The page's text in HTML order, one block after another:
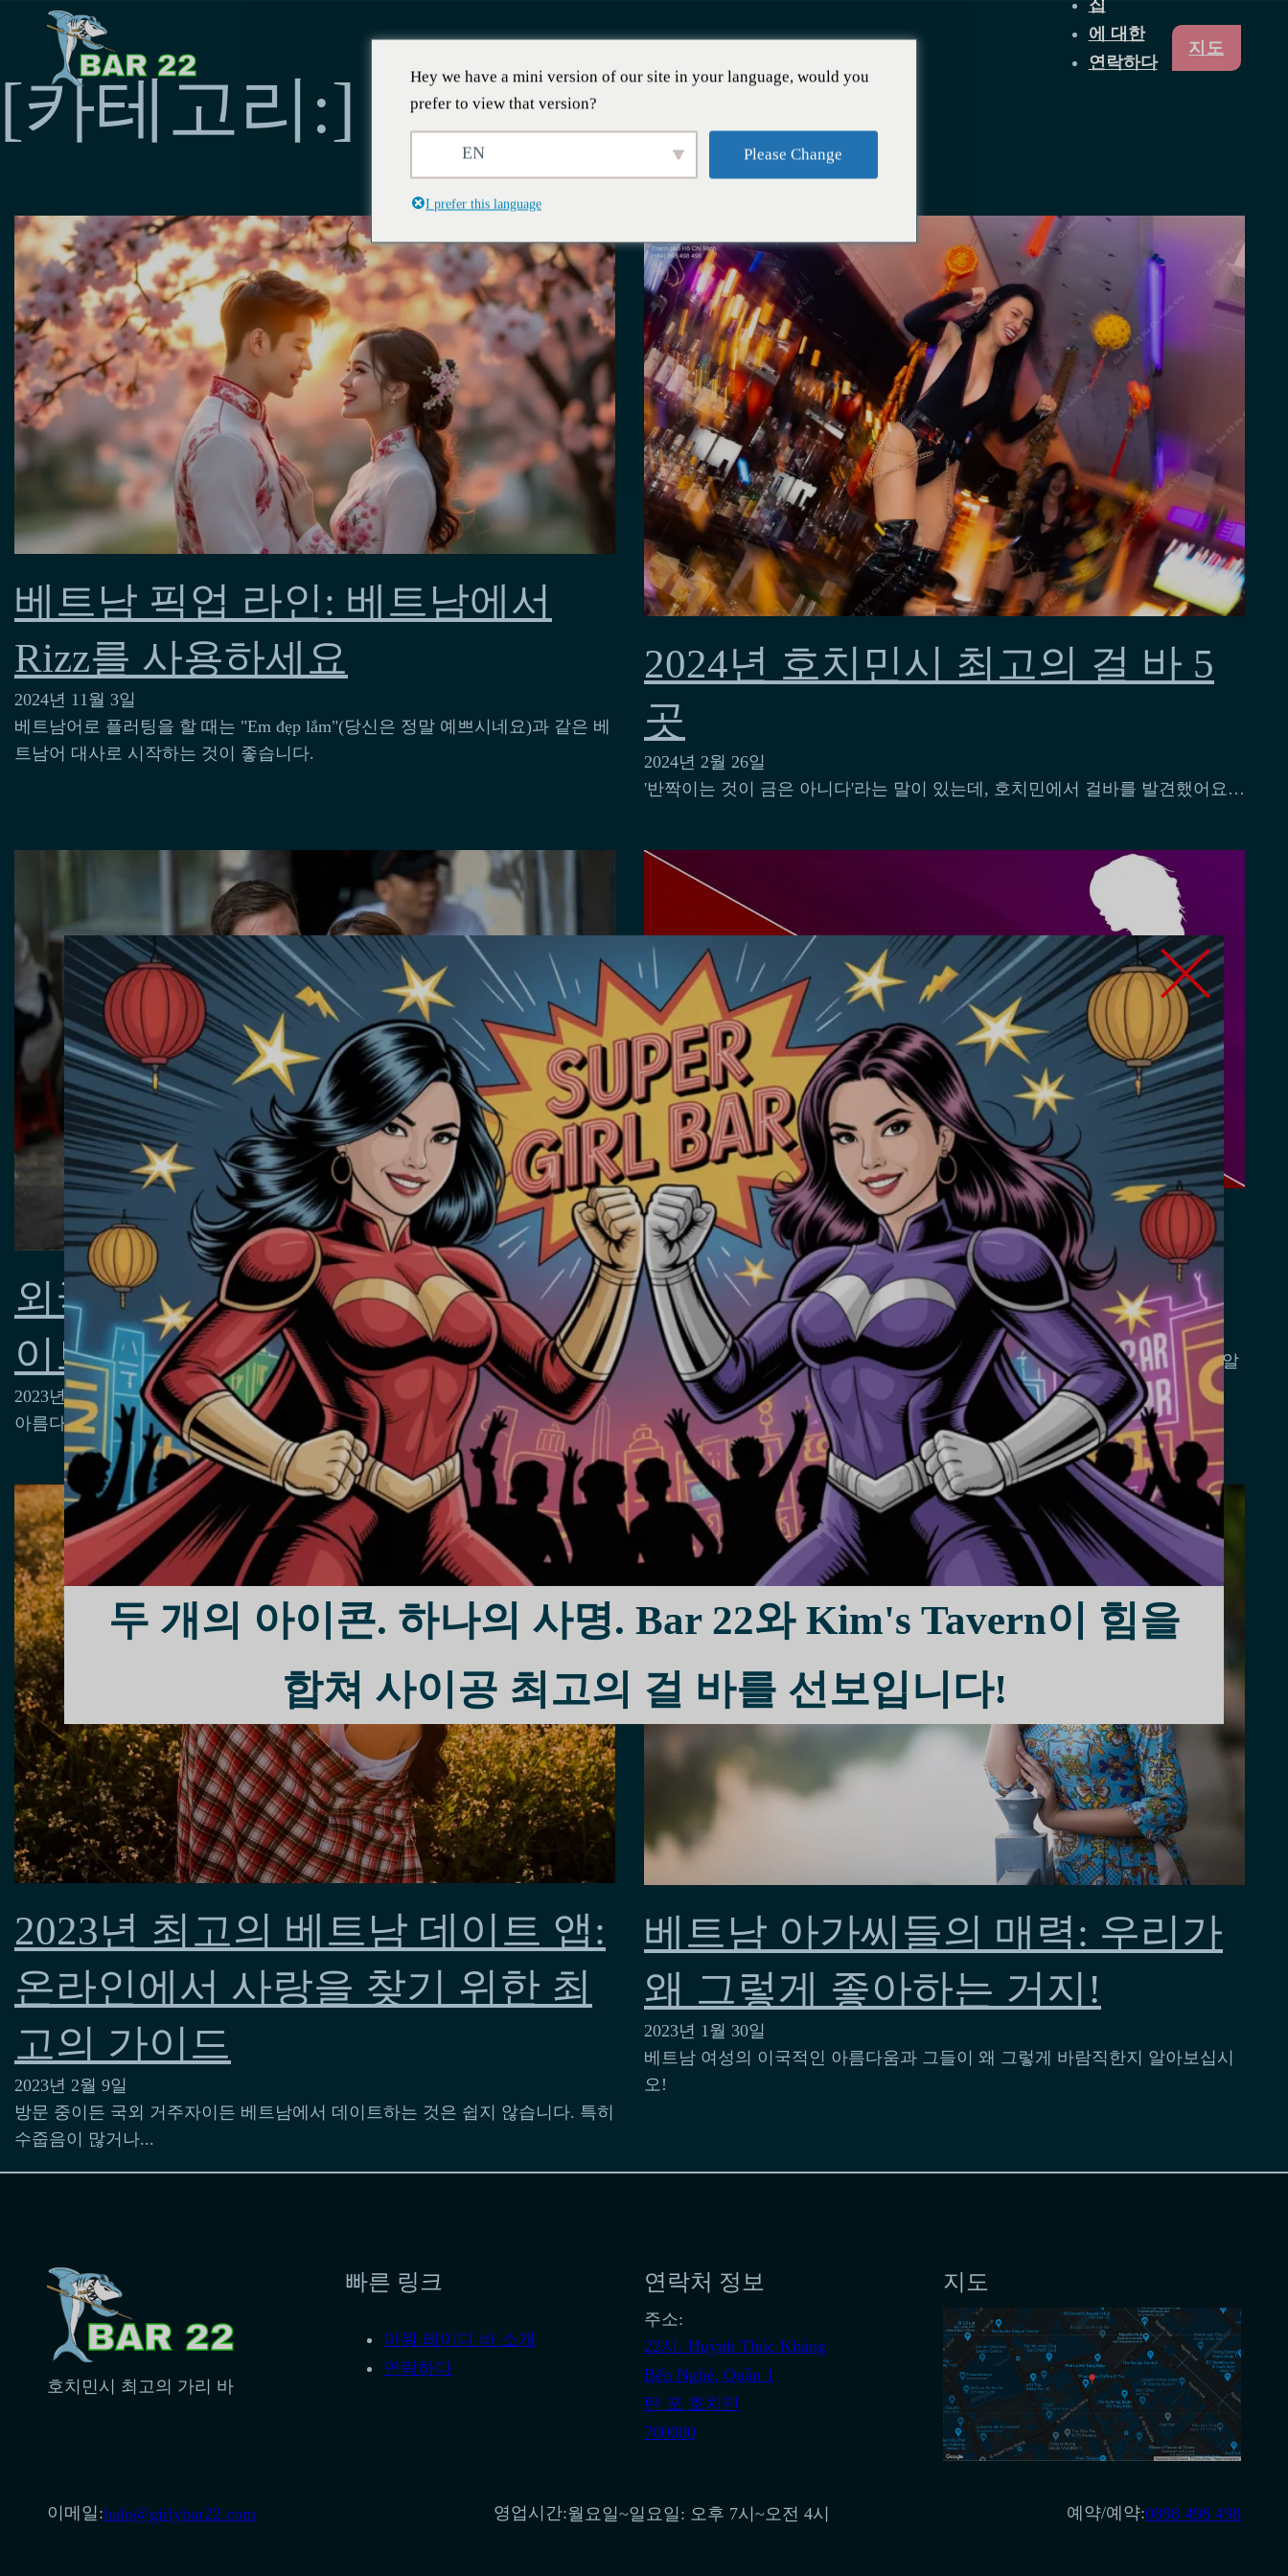
집
에 대한
연락하다
지도
[카테고리:] 베트남 소녀들
베트남 픽업 라인: 베트남에서
Rizz를 사용하세요
2024년 11월 3일
베트남어로 플러팅을 할 때는 "Em đẹp lắm"(당신은 정말 예쁘시네요)과 같은 베
트남어 대사로 시작하는 것이 좋습니다.
2024년 호치민시 최고의 걸 바 5
곳
2024년 2월 26일
'반짝이는 것이 금은 아니다'라는 말이 있는데, 호치민에서 걸바를 발견했어요…
외국인으로서 베트남 여자와 데
이트하는 비결
2023년 9월 30일
아름다운 베트남 여자친구를 사귈 수 있는 비결을 알아보기 전에 먼저…
베트남 vs. 필리핀 여성: 누가 가
장 아름다운가요?
2023년 9월 8일
베트남과 필리핀 여성이 세계에서 가장 아름다운 여성으로 꼽힌다는 사실을 알
고 계셨나요? 아마도 당신은…
2023년 최고의 베트남 데이트 앱:
온라인에서 사랑을 찾기 위한 최
고의 가이드
2023년 2월 9일
방문 중이든 국외 거주자이든 베트남에서 데이트하는 것은 쉽지 않습니다. 특히
수줍음이 많거나...
베트남 아가씨들의 매력: 우리가
왜 그렇게 좋아하는 거지!
2023년 1월 30일
베트남 여성의 이국적인 아름다움과 그들이 왜 그렇게 바람직한지 알아보십시
오!
호치민시 최고의 가리 바
빠른 링크
아워 레이디 바 소개
연락하다
연락처 정보
주소:
22시. Huỳnh Thúc Kháng
Bến Nghé, Quận 1
탄 포 호치민
700000
지도
이메일:halo@girlybar22.com 영업시간:월요일~일요일: 오후 7시~오전 4시 예약/예약:0898 498 498
Hey we have a mini version of our site in your language, would you
prefer to view that version?
EN Please Change
I prefer this language
두 개의 아이콘. 하나의 사명. Bar 22와 Kim's Tavern이 힘을
합쳐 사이공 최고의 걸 바를 선보입니다!